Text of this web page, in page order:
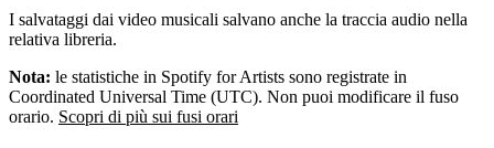
I salvataggi dai video musicali salvano anche la traccia audio nella
relativa libreria.
Nota: le statistiche in Spotify for Artists sono registrate in
Coordinated Universal Time (UTC). Non puoi modificare il fuso
orario. Scopri di più sui fusi orari